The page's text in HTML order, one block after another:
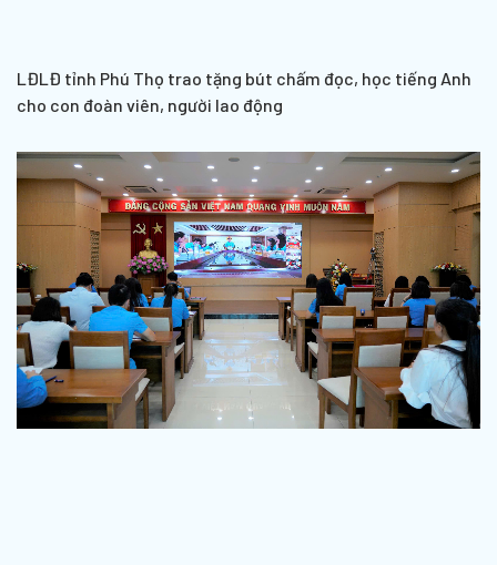
LĐLĐ tỉnh Phú Thọ trao tặng bút chấm đọc, học tiếng Anh
cho con đoàn viên, người lao động